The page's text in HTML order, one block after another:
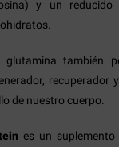
y un reducido
también
recuperador
de nuestro cuerpo.
es un